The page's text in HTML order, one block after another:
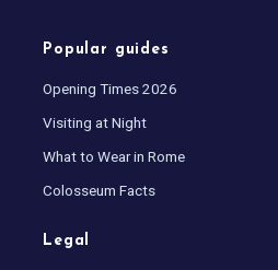
Popular guides
Opening Times 2026
Visiting at Night
What to Wear in Rome
Colosseum Facts
Legal